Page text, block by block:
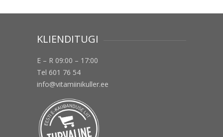
KLIENDITUGI
E – R 09:00 – 17:00
Tel 601 76 54
info@vitamiinikuller.ee